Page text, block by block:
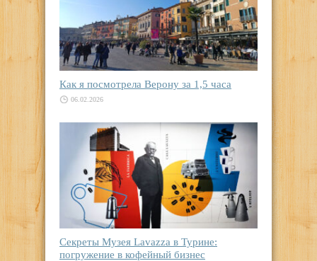
Как я посмотрела Верону за 1,5 часа
06.02.2026
Секреты Музея Lavazza в Турине:
погружение в кофейный бизнес